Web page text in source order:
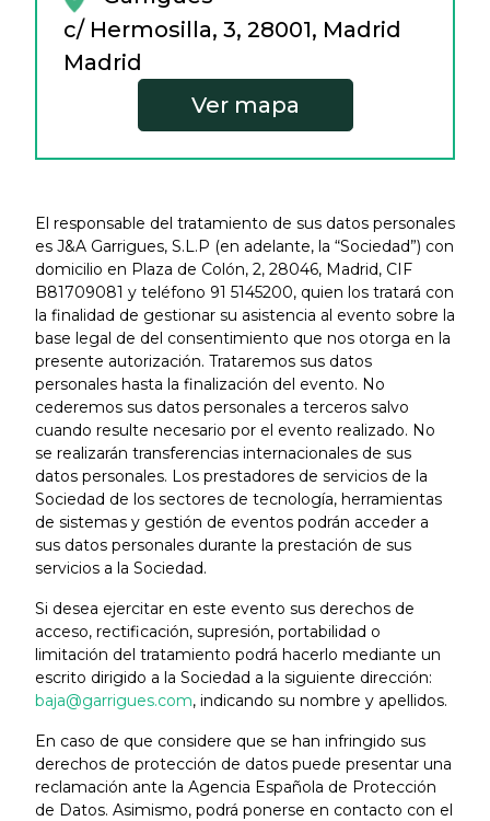
c/ Hermosilla, 3, 28001, Madrid
Madrid
Ver mapa
El responsable del tratamiento de sus datos personales
es J&A Garrigues, S.L.P (en adelante, la “Sociedad”) con
domicilio en Plaza de Colón, 2, 28046, Madrid, CIF
B81709081 y teléfono 91 5145200, quien los tratará con
la finalidad de gestionar su asistencia al evento sobre la
base legal de del consentimiento que nos otorga en la
presente autorización. Trataremos sus datos
personales hasta la finalización del evento. No
cederemos sus datos personales a terceros salvo
cuando resulte necesario por el evento realizado. No
se realizarán transferencias internacionales de sus
datos personales. Los prestadores de servicios de la
Sociedad de los sectores de tecnología, herramientas
de sistemas y gestión de eventos podrán acceder a
sus datos personales durante la prestación de sus
servicios a la Sociedad.
Si desea ejercitar en este evento sus derechos de
acceso, rectificación, supresión, portabilidad o
limitación del tratamiento podrá hacerlo mediante un
escrito dirigido a la Sociedad a la siguiente dirección:
baja@garrigues.com, indicando su nombre y apellidos.
En caso de que considere que se han infringido sus
derechos de protección de datos puede presentar una
reclamación ante la Agencia Española de Protección
de Datos. Asimismo, podrá ponerse en contacto con el